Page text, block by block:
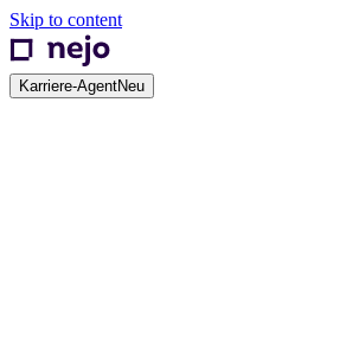
Skip to content
Karriere-AgentNeu